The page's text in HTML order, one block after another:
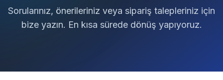
Sorularınız, önerileriniz veya sipariş talepleriniz için
bize yazın. En kısa sürede dönüş yapıyoruz.